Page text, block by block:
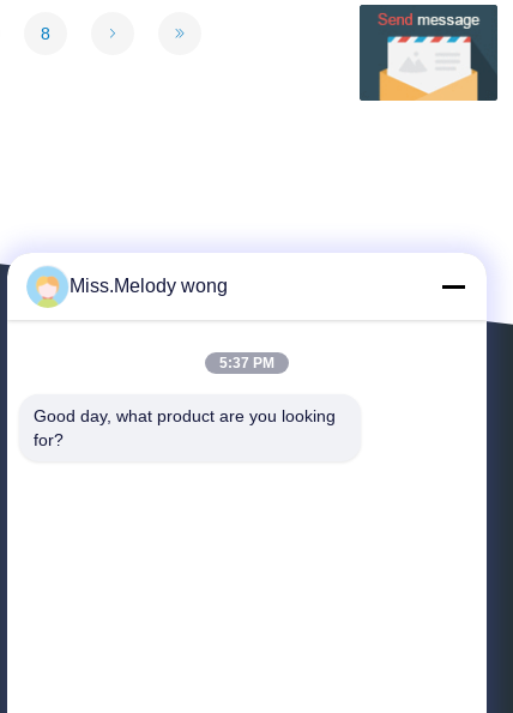
8
Miss.Melody wong
5:37 PM
Good day, what product are you looking
for?